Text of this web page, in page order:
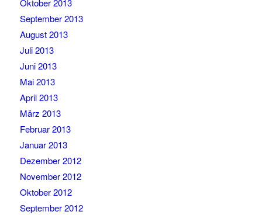
Oktober 2013
September 2013
August 2013
Juli 2013
Juni 2013
Mai 2013
April 2013
März 2013
Februar 2013
Januar 2013
Dezember 2012
November 2012
Oktober 2012
September 2012